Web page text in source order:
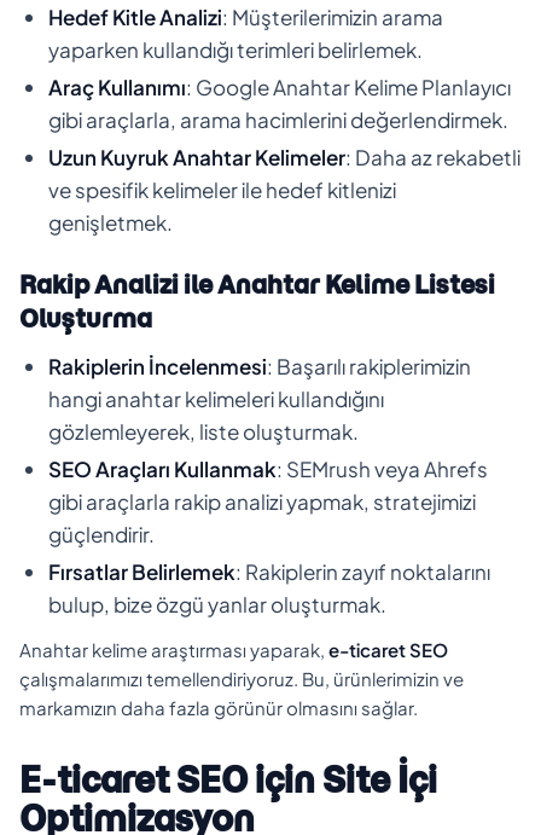
Hedef Kitle Analizi: Müşterilerimizin arama
yaparken kullandığı terimleri belirlemek.
Araç Kullanımı: Google Anahtar Kelime Planlayıcı
gibi araçlarla, arama hacimlerini değerlendirmek.
Uzun Kuyruk Anahtar Kelimeler: Daha az rekabetli
ve spesifik kelimeler ile hedef kitlenizi
genişletmek.
Rakip Analizi ile Anahtar Kelime Listesi
Oluşturma
Rakiplerin İncelenmesi: Başarılı rakiplerimizin
hangi anahtar kelimeleri kullandığını
gözlemleyerek, liste oluşturmak.
SEO Araçları Kullanmak: SEMrush veya Ahrefs
gibi araçlarla rakip analizi yapmak, stratejimizi
güçlendirir.
Fırsatlar Belirlemek: Rakiplerin zayıf noktalarını
bulup, bize özgü yanlar oluşturmak.
Anahtar kelime araştırması yaparak, e-ticaret SEO
çalışmalarımızı temellendiriyoruz. Bu, ürünlerimizin ve
markamızın daha fazla görünür olmasını sağlar.
E-ticaret SEO için Site İçi
Optimizasyon